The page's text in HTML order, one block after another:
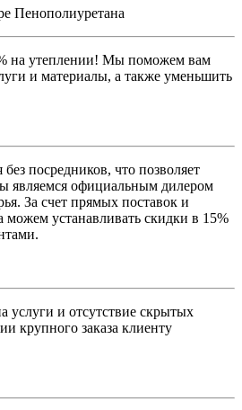
Пенополиуретана
на утеплении! Мы поможем вам
и материалы, а также уменьшить
посредников, что позволяет
являемся официальным дилером
За счет прямых поставок и
можем устанавливать скидки в 15%
и отсутствие скрытых
крупного заказа клиенту